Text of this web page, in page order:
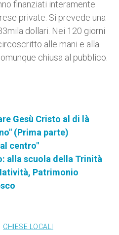
finanziati interamente
private. Si prevede una
dollari. Nei 120 giorni
alle mani e alla
chiusa al pubblico.
Gesù Cristo al di là
(Prima parte)
centro"
alla scuola della Trinità
Patrimonio
CHIESE LOCALI